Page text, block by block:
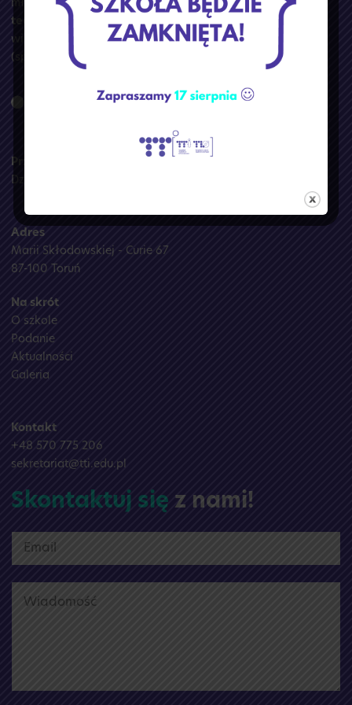
młodzieżowa, w której zdobędziesz wymarzony zawód:
technik programista (specjalizacja: sztuczna inteligencja i
wirtualna rzeczywistość) lubtechnik informatyk
(specjalizacja: DevOps i operator dronów)
Przydatne linki
Dziennik lekcyjny
Adres
Marii Skłodowskiej - Curie 67
87-100 Toruń
Na skrót
O szkole
Podanie
Aktualności
Galeria
Kontakt
+48 570 775 206
sekretariat@tti.edu.pl
Skontaktuj się z nami!